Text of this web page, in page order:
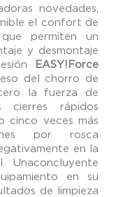
novedades,
el confort de
permiten un
y desmontaje
EASY!Force
del chorro de
la fuerza de
cierres rápidos
cinco veces más
por rosca
en la
en su
de limpieza